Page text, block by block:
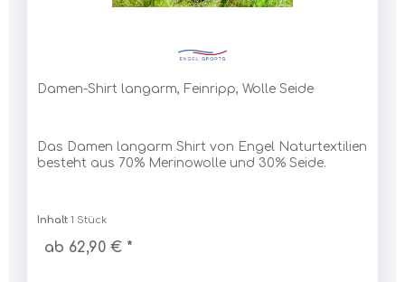
Damen-Shirt langarm, Feinripp, Wolle Seide
Das Damen langarm Shirt von Engel Naturtextilien
besteht aus 70% Merinowolle und 30% Seide.
Inhalt 1 Stück
ab 62,90 € *